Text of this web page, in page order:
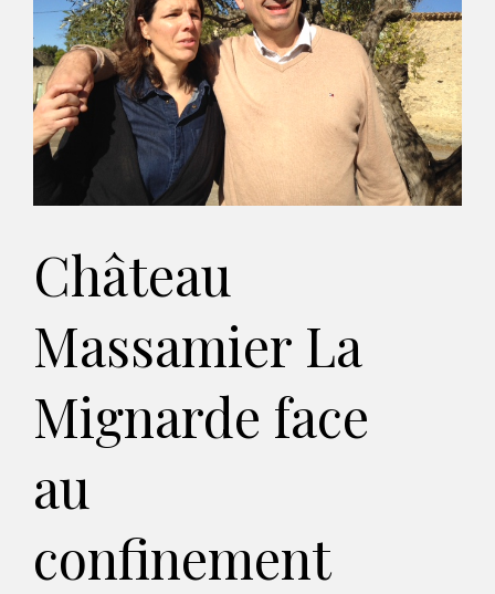
Château
Massamier La
Mignarde face
au
confinement